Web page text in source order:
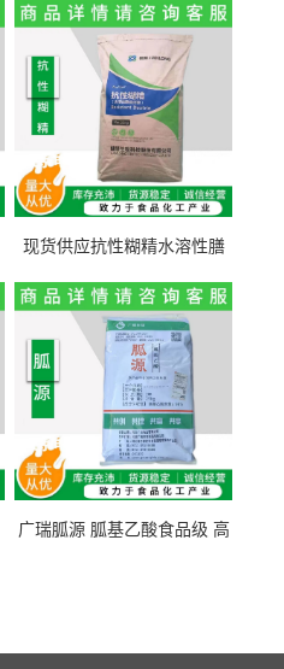
现货供应抗性糊精水溶性膳
量1kg包邮
广瑞胍源 胍基乙酸食品级 高